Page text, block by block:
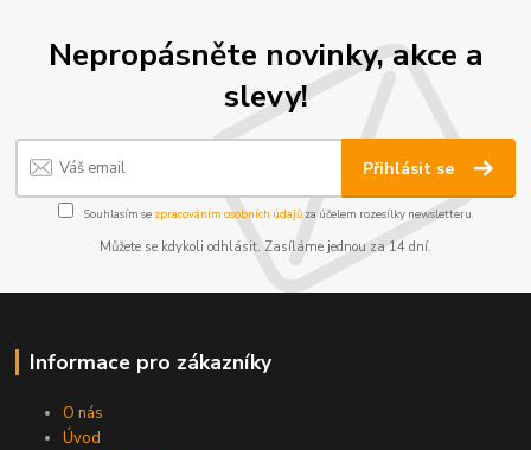
Nepropásněte novinky, akce a
slevy!
Přihlásit se
Souhlasím se zpracováním osobních údajůza účelem rozesílky newsletteru.
Můžete se kdykoli odhlásit. Zasíláme jednou za 14 dní.
Informace pro zákazníky
O nás
Úvod